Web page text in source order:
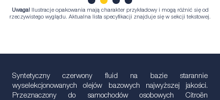
1 2 3 4
Uwaga! Ilustracje opakowania mają charakter przykładowy i mogą różnić się od
rzeczywistego wyglądu. Aktualna lista specyfikacji znajduje się w sekcji tekstowej.
Syntetyczny czerwony fluid na bazie starannie
wyselekcjonowanych olejów bazowych najwyższej jakości.
Przeznaczony do samochodów osobowych Citroёn